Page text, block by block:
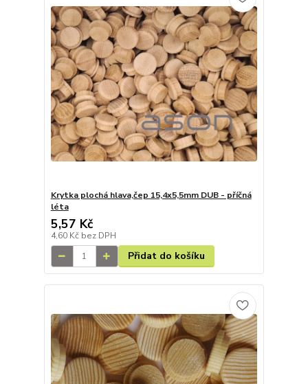
Krytka plochá hlava,čep 15,4x5,5mm DUB - příčná
léta
5,57 Kč
4,60 Kč bez DPH
Přidat do košíku